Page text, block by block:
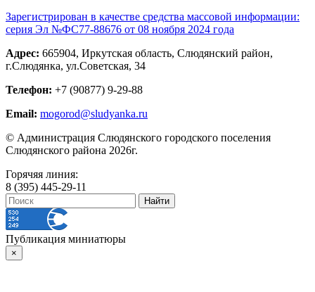
Зарегистрирован в качестве средства массовой информации:
серия Эл №ФС77-88676 от 08 ноября 2024 года
Адрес: 665904, Иркутская область, Слюдянский район,
г.Слюдянка, ул.Советская, 34
Телефон: +7 (90877) 9-29-88
Email: mogorod@sludyanka.ru
© Администрация Слюдянского городского поселения
Слюдянского района 2026г.
Горячяя линия:
8 (395) 445-29-11
Публикация миниатюры
×